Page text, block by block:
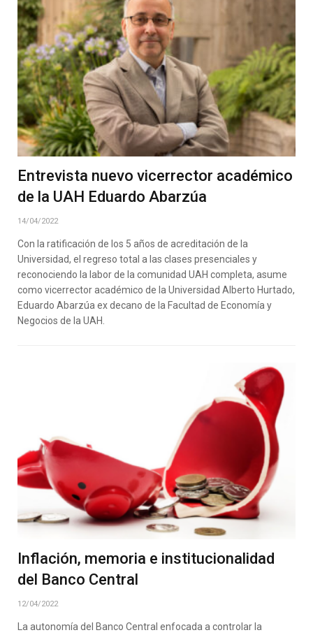
Entrevista nuevo vicerrector académico
de la UAH Eduardo Abarzúa
14/04/2022
Con la ratificación de los 5 años de acreditación de la
Universidad, el regreso total a las clases presenciales y
reconociendo la labor de la comunidad UAH completa, asume
como vicerrector académico de la Universidad Alberto Hurtado,
Eduardo Abarzúa ex decano de la Facultad de Economía y
Negocios de la UAH.
Inflación, memoria e institucionalidad
del Banco Central
12/04/2022
La autonomía del Banco Central enfocada a controlar la